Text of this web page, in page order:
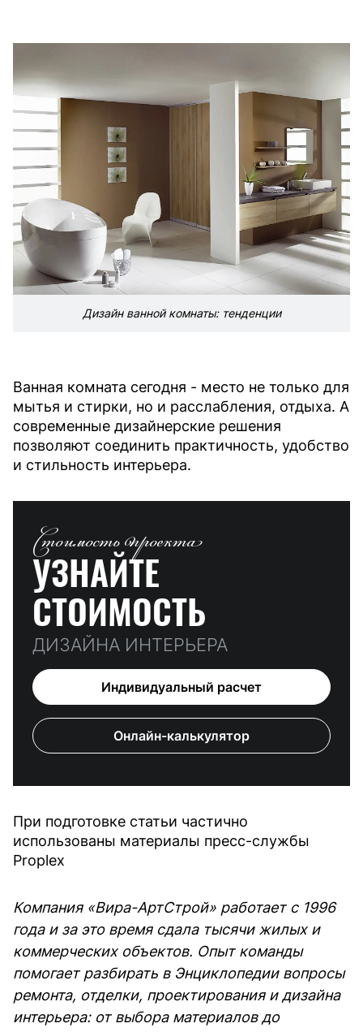
Дизайн ванной комнаты: тенденции
Ванная комната сегодня - место не только для
мытья и стирки, но и расслабления, отдыха. А
современные дизайнерские решения
позволяют соединить практичность, удобство
и стильность интерьера.
Стоимость проекта
УЗНАЙТЕ
СТОИМОСТЬ
ДИЗАЙНА ИНТЕРЬЕРА
Индивидуальный расчет
Онлайн-калькулятор
При подготовке статьи частично
использованы материалы пресс-службы
Proplex
Компания «Вира-АртСтрой» работает с 1996
года и за это время сдала тысячи жилых и
коммерческих объектов. Опыт команды
помогает разбирать в Энциклопедии вопросы
ремонта, отделки, проектирования и дизайна
интерьера: от выбора материалов до